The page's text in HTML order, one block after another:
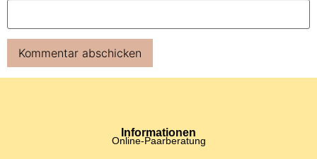
Informationen
Online-Paarberatung